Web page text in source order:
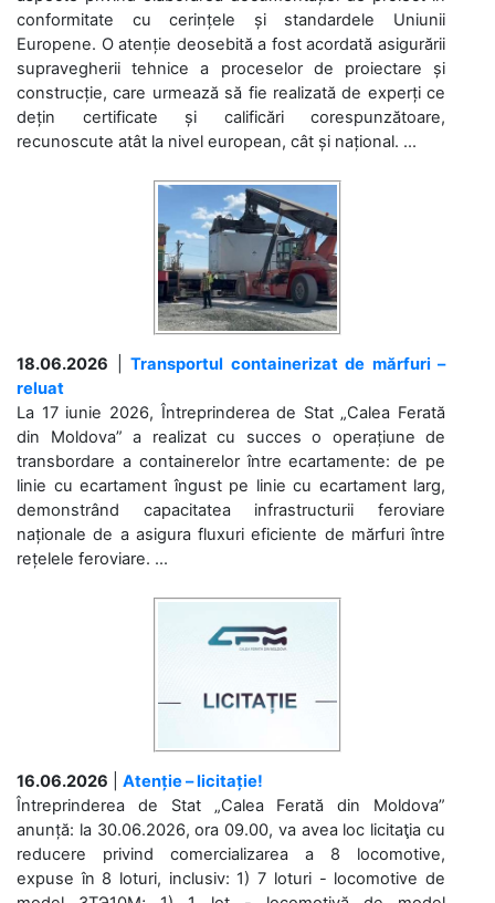
conformitate cu cerințele și standardele Uniunii
Europene. O atenție deosebită a fost acordată asigurării
supravegherii tehnice a proceselor de proiectare și
construcție, care urmează să fie realizată de experți ce
dețin certificate și calificări corespunzătoare,
recunoscute atât la nivel european, cât și național. ...
18.06.2026
Transportul containerizat de mărfuri –
reluat
La 17 iunie 2026, Întreprinderea de Stat „Calea Ferată
din Moldova” a realizat cu succes o operațiune de
transbordare a containerelor între ecartamente: de pe
linie cu ecartament îngust pe linie cu ecartament larg,
demonstrând capacitatea infrastructurii feroviare
naționale de a asigura fluxuri eficiente de mărfuri între
rețelele feroviare. ...
16.06.2026
Atenție – licitație!
Întreprinderea de Stat „Calea Ferată din Moldova”
anunță: la 30.06.2026, ora 09.00, va avea loc licitaţia cu
reducere privind comercializarea a 8 locomotive,
expuse în 8 loturi, inclusiv: 1) 7 loturi - locomotive de